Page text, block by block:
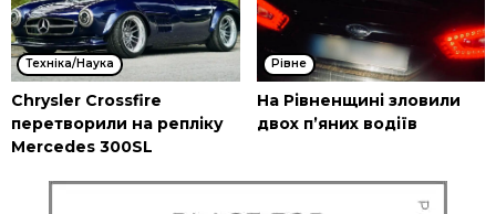
Техніка/Наука
Chrysler Crossfire
перетворили на репліку
Mercedes 300SL
Рівне
На Рівненщині зловили
двох п’яних водіїв